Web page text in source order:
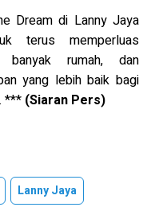
Dream di Lanny Jaya
terus memperluas
banyak rumah, dan
yang lebih baik bagi
*** (Siaran Pers)
Lanny Jaya